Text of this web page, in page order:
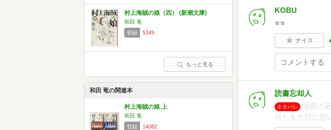
村上海賊の娘（四） (新潮文庫)
和田 竜
登録
5349
もっと見る
和田 竜の関連本
村上海賊の娘 上
和田 竜
登録
14082
KOBU
⭐️⭐️
ナイス
読書忘却人
ネタバレ
源爺の
持ちを大切に思